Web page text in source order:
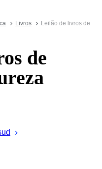
Livros
Leilão de livros de
de